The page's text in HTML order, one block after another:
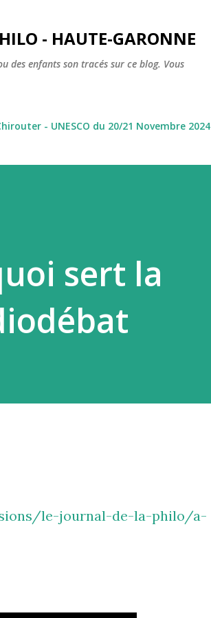
- HAUTE-GARONNE
des enfants son tracés sur ce blog. Vous
- UNESCO du 20/21 Novembre 2024
sert la
le-journal-de-la-philo/a-